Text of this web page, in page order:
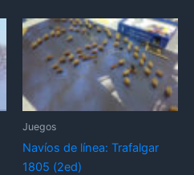
Juegos
Navíos de línea: Trafalgar
1805 (2ed)